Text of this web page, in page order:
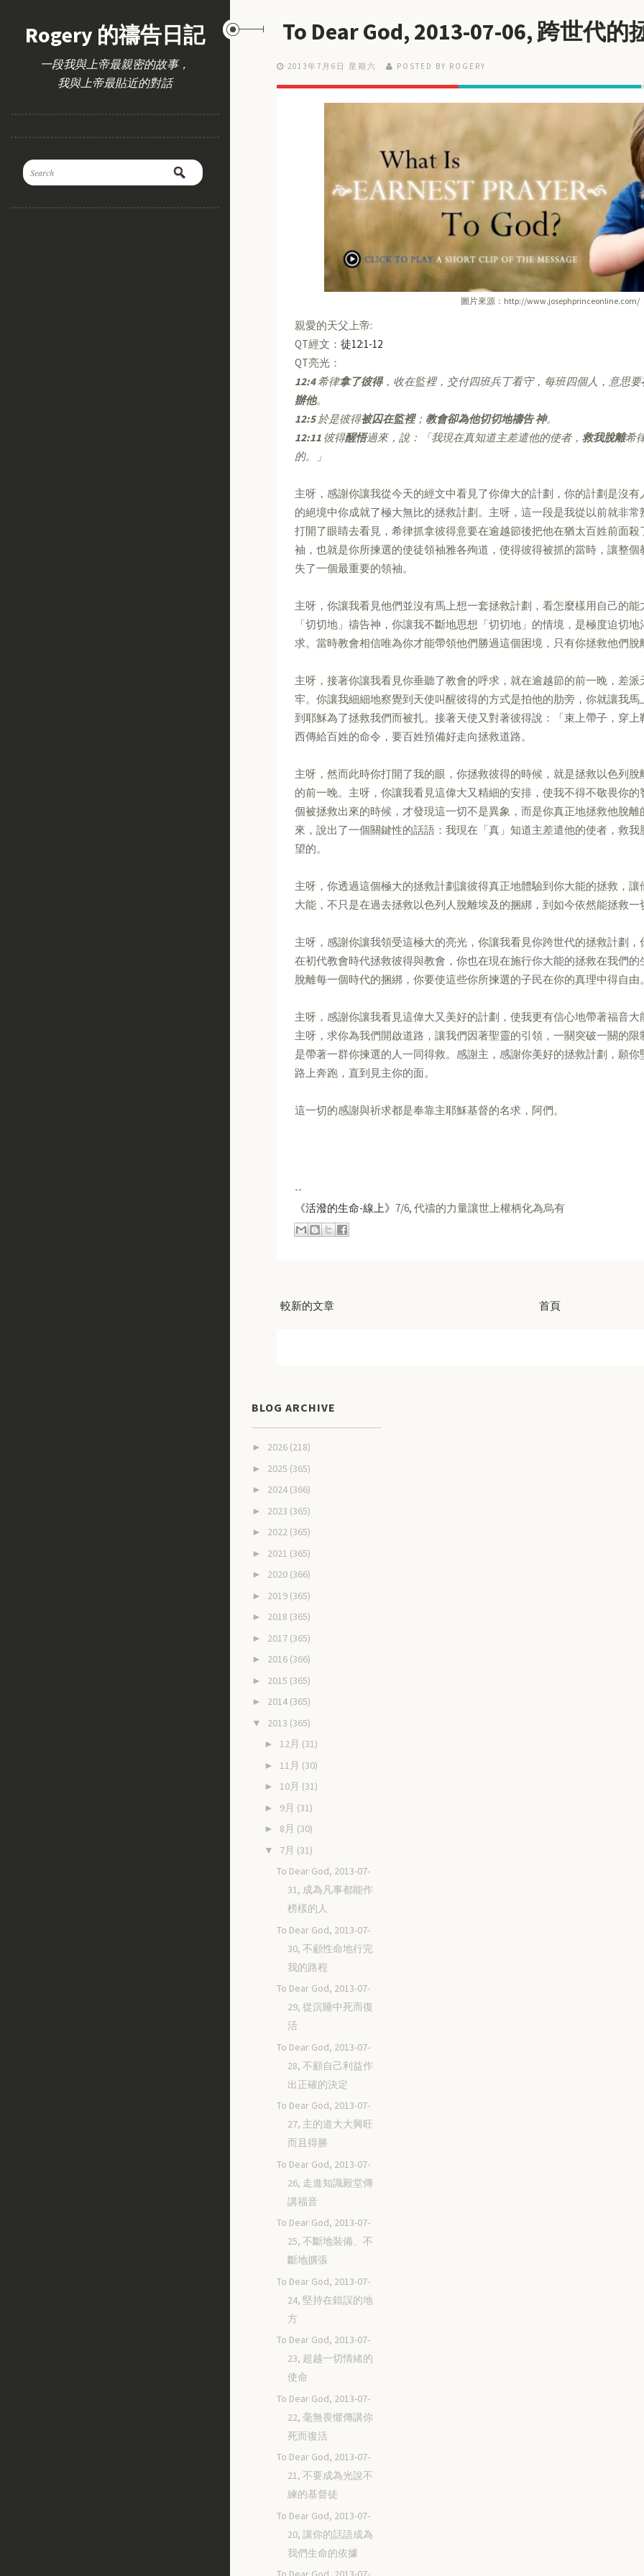
Rogery 的禱告日記
一段我與上帝最親密的故事，
我與上帝最貼近的對話
To Dear God, 2013-07-06, 跨世代的
2013年7月6日 星期六 POSTED BY ROGERY
圖片來源：http://www.josephprinceonline.com/
親愛的天父上帝:
QT經文： 徒12:1-12
QT亮光：
12:4希律拿了彼得，收在監裡，交付四班兵丁看守，每班四個人，意思要
辦他。
12:5於是彼得被囚在監裡； 教會卻為他切切地禱告 神。
12:11 彼得醒悟過來，說：「我現在真知道主差遣他的使者， 救我脫離希
的。」
主呀，感謝你讓我從今天的經文中看見了你偉大的計劃，你的計劃是沒
的絕境中你成就了極大無比的拯救計劃。主呀，這一段是我從以前就非
打開了眼睛去看見，希律抓拿彼得意要在逾越節後把他在猶太百姓前面
袖，也就是你所揀選的使徒領袖雅各殉道，使得彼得被抓的當時，讓整
失了一個最重要的領袖。
主呀，你讓我看見他們並沒有馬上想一套拯救計劃，看怎麼樣用自己的
「切切地」禱告神，你讓我不斷地思想「切切地」的情境，是極度迫切
求。當時教會相信唯為你才能帶領他們勝過這個困境，只有你拯救他們脫
主呀，接著你讓我看見你垂聽了教會的呼求，就在逾越節的前一晚，差
牢。你讓我細細地察覺到天使叫醒彼得的方式是拍他的肋旁，你就讓我
到耶穌為了拯救我們而被扎。接著天使又對著彼得說：「束上帶子，穿
西傳給百姓的命令，要百姓預備好走向拯救道路。
主呀，然而此時你打開了我的眼，你拯救彼得的時候，就是拯救以色列
的前一晚。主呀，你讓我看見這偉大又精細的安排，使我不得不敬畏你
個被拯救出來的時候，才發現這一切不是異象，而是你真正地拯救他脫
來，說出了一個關鍵性的話語：我現在「真」知道主差遣他的使者，救
望的。
主呀，你透過這個極大的拯救計劃讓彼得真正地體驗到你大能的拯救，
大能，不只是在過去拯救以色列人脫離埃及的捆綁，到如今依然能拯救一
主呀，感謝你讓我領受這極大的亮光，你讓我看見你跨世代的拯救計劃，
在初代教會時代拯救彼得與教會，你也在現在施行你大能的拯救在我們
脫離每一個時代的捆綁，你要使這些你所揀選的子民在你的真理中得自由。
主呀，感謝你讓我看見這偉大又美好的計劃，使我更有信心地帶著福音大
主呀，求你為我們開啟道路，讓我們因著聖靈的引領，一關突破一關的
是帶著一群你揀選的人一同得救。感謝主，感謝你美好的拯救計劃，願
路上奔跑，直到見主你的面。
這一切的感謝與祈求都是奉靠主耶穌基督的名求，阿們。
--
《活潑的生命-線上》 7/6, 代禱的力量讓世上權柄化為烏有
較新的文章 首頁
BLOG ARCHIVE
► 2026 (218)
► 2025 (365)
► 2024 (366)
► 2023 (365)
► 2022 (365)
► 2021 (365)
► 2020 (366)
► 2019 (365)
► 2018 (365)
► 2017 (365)
► 2016 (366)
► 2015 (365)
► 2014 (365)
▼ 2013 (365)
► 12月 (31)
► 11月 (30)
► 10月 (31)
► 9月 (31)
► 8月 (30)
▼ 7月 (31)
To Dear God, 2013-07-
31, 成為凡事都能作
榜樣的人
To Dear God, 2013-07-
30, 不顧性命地行完
我的路程
To Dear God, 2013-07-
29, 從沉睡中死而復
活
To Dear God, 2013-07-
28, 不顧自己利益作
出正確的決定
To Dear God, 2013-07-
27, 主的道大大興旺
而且得勝
To Dear God, 2013-07-
26, 走進知識殿堂傳
講福音
To Dear God, 2013-07-
25, 不斷地裝備、不
斷地擴張
To Dear God, 2013-07-
24, 堅持在錯誤的地
方
To Dear God, 2013-07-
23, 超越一切情緒的
使命
To Dear God, 2013-07-
22, 毫無畏懼傳講你
死而復活
To Dear God, 2013-07-
21, 不要成為光說不
練的基督徒
To Dear God, 2013-07-
20, 讓你的話語成為
我們生命的依據